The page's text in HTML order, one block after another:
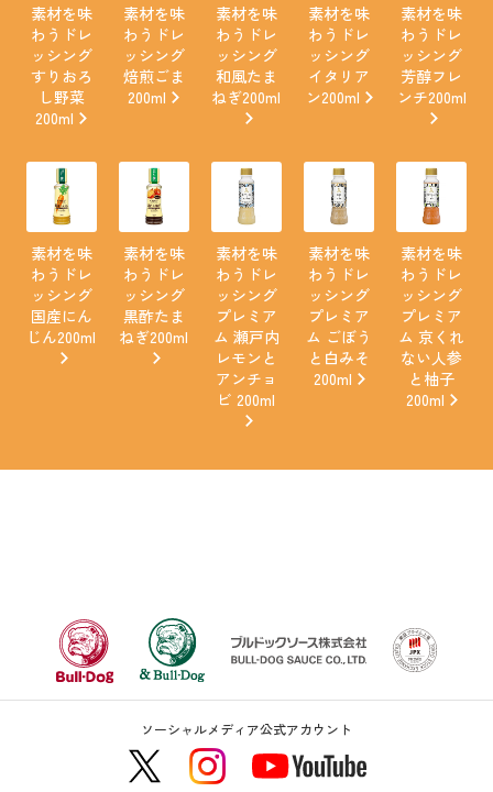
素材を味
わうドレ
ッシング
すりおろ
し野菜
200ml
素材を味
わうドレ
ッシング
焙煎ごま
200ml
素材を味
わうドレ
ッシング
和風たま
ねぎ200ml
素材を味
わうドレ
ッシング
イタリア
ン200ml
素材を味
わうドレ
ッシング
芳醇フレ
ンチ200ml
素材を味
わうドレ
ッシング
国産にん
じん200ml
素材を味
わうドレ
ッシング
黒酢たま
ねぎ200ml
素材を味
わうドレ
ッシング
プレミア
ム 瀬戸内
レモンと
アンチョ
ビ 200ml
素材を味
わうドレ
ッシング
プレミア
ム ごぼう
と白みそ
200ml
素材を味
わうドレ
ッシング
プレミア
ム 京くれ
ない人参
と柚子
200ml
ソーシャルメディア公式アカウント